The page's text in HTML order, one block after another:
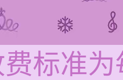
标准